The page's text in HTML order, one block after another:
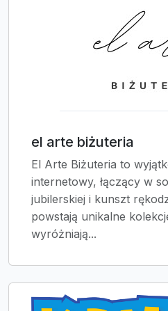
el arte biżuteria
El Arte Biżuteria to
internetowy, łączący w
jubilerskiej i kunszt
powstają unikalne
wyróżniają...